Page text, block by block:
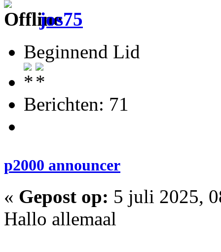
jos75
Beginnend Lid
Berichten: 71
p2000 announcer
« Gepost op: 5 juli 2025,
Hallo allemaal